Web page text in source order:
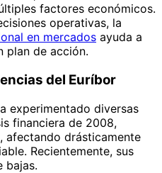
factores económicos.
operativas, la
en mercados ayuda a
plan de acción.
del Euríbor
experimentado diversas
financiera de 2008,
afectando drásticamente
Recientemente, sus
bajas.